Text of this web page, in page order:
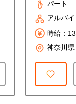
パート
アルバイ
時給：
相談可能
神奈川